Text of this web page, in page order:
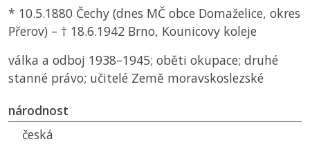
* 10.5.1880 Čechy (dnes MČ obce Domaželice, okres
Přerov) – † 18.6.1942 Brno, Kounicovy koleje
válka a odboj 1938–1945; oběti okupace; druhé
stanné právo; učitelé Země moravskoslezské
národnost
česká